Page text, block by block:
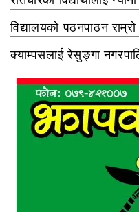
विद्यालयको पठनपाठन
क्याम्पसलाई रेसुङ्गा